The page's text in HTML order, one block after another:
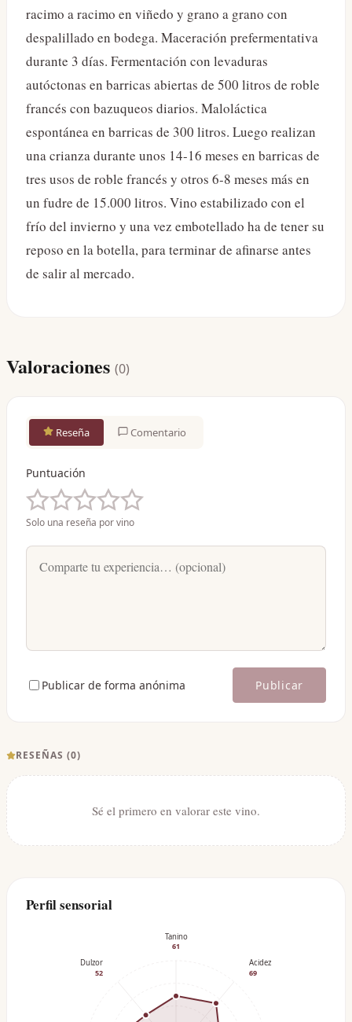
racimo a racimo en viñedo y grano a grano con
despalillado en bodega. Maceración prefermentativa
durante 3 días. Fermentación con levaduras
autóctonas en barricas abiertas de 500 litros de roble
francés con bazuqueos diarios. Maloláctica
espontánea en barricas de 300 litros. Luego realizan
una crianza durante unos 14-16 meses en barricas de
tres usos de roble francés y otros 6-8 meses más en
un fudre de 15.000 litros. Vino estabilizado con el
frío del invierno y una vez embotellado ha de tener su
reposo en la botella, para terminar de afinarse antes
de salir al mercado.
Valoraciones (0)
Reseña Comentario
Puntuación
Solo una reseña por vino
Publicar de forma anónima Publicar
RESEÑAS (0)
Sé el primero en valorar este vino.
Perfil sensorial
Tanino
61
Acidez
69
Dulzor
52